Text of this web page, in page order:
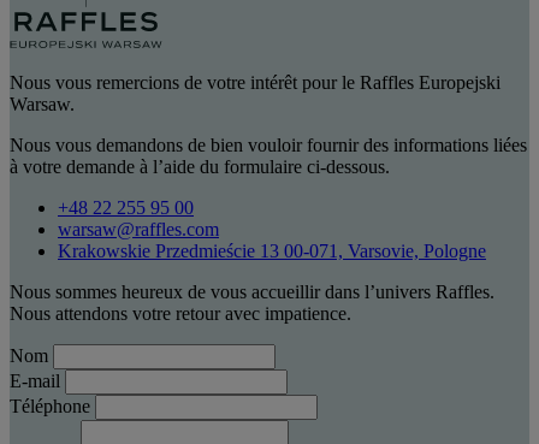
Nous vous remercions de votre intérêt pour le Raffles Europejski
Warsaw.
Nous vous demandons de bien vouloir fournir des informations liées
à votre demande à l’aide du formulaire ci-dessous.
+48 22 255 95 00
warsaw@raffles.com
Krakowskie Przedmieście 13 00-071, Varsovie, Pologne
Nous sommes heureux de vous accueillir dans l’univers Raffles.
Nous attendons votre retour avec impatience.
Nom
E-mail
Téléphone